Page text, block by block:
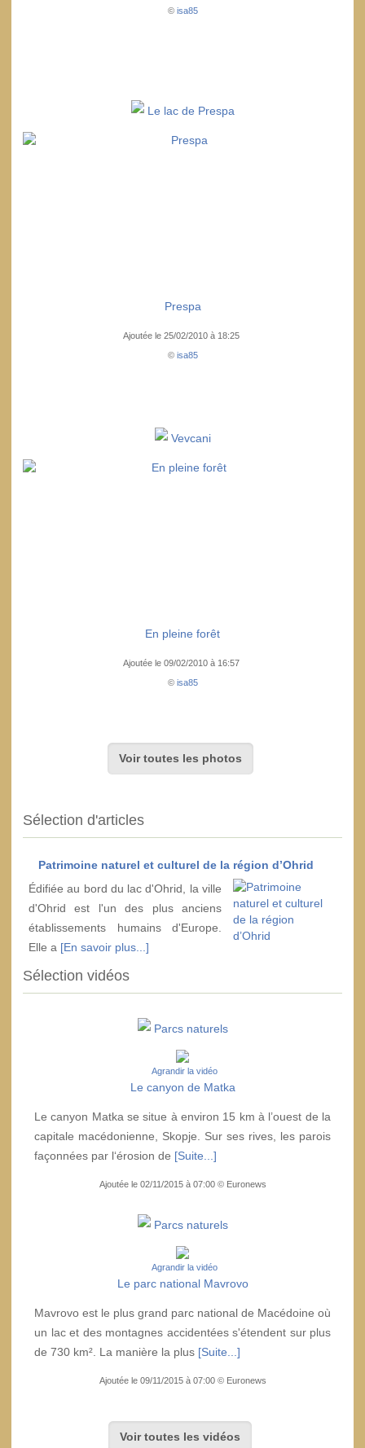
© isa85
Le lac de Prespa
Prespa
Ajoutée le 25/02/2010 à 18:25
© isa85
Vevcani
En pleine forêt
Ajoutée le 09/02/2010 à 16:57
© isa85
Voir toutes les photos
Sélection d'articles
Patrimoine naturel et culturel de la région d’Ohrid
Édifiée au bord du lac d'Ohrid, la ville
d'Ohrid est l'un des plus anciens
établissements humains d'Europe.
Elle a [En savoir plus...]
Sélection vidéos
Parcs naturels
Agrandir la vidéo
Le canyon de Matka
Le canyon Matka se situe à environ 15 km à l’ouest de la
capitale macédonienne, Skopje. Sur ses rives, les parois
façonnées par l‘érosion de [Suite...]
Ajoutée le 02/11/2015 à 07:00 © Euronews
Parcs naturels
Agrandir la vidéo
Le parc national Mavrovo
Mavrovo est le plus grand parc national de Macédoine où
un lac et des montagnes accidentées s'étendent sur plus
de 730 km². La manière la plus [Suite...]
Ajoutée le 09/11/2015 à 07:00 © Euronews
Voir toutes les vidéos